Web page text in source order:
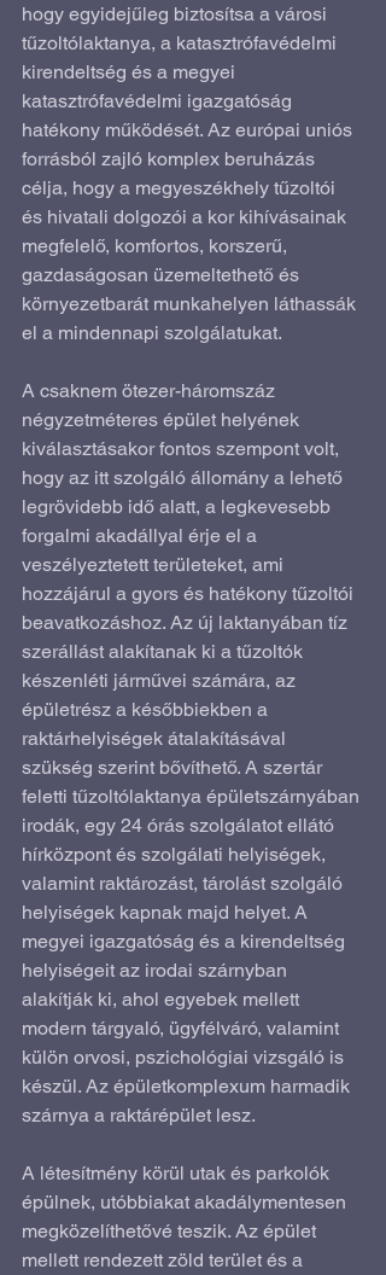
hogy egyidejűleg biztosítsa a városi
tűzoltólaktanya, a katasztrófavédelmi
kirendeltség és a megyei
katasztrófavédelmi igazgatóság
hatékony működését. Az európai uniós
forrásból zajló komplex beruházás
célja, hogy a megyeszékhely tűzoltói
és hivatali dolgozói a kor kihívásainak
megfelelő, komfortos, korszerű,
gazdaságosan üzemeltethető és
környezetbarát munkahelyen láthassák
el a mindennapi szolgálatukat.
A csaknem ötezer-háromszáz
négyzetméteres épület helyének
kiválasztásakor fontos szempont volt,
hogy az itt szolgáló állomány a lehető
legrövidebb idő alatt, a legkevesebb
forgalmi akadállyal érje el a
veszélyeztetett területeket, ami
hozzájárul a gyors és hatékony tűzoltói
beavatkozáshoz. Az új laktanyában tíz
szerállást alakítanak ki a tűzoltók
készenléti járművei számára, az
épületrész a későbbiekben a
raktárhelyiségek átalakításával
szükség szerint bővíthető. A szertár
feletti tűzoltólaktanya épületszárnyában
irodák, egy 24 órás szolgálatot ellátó
hírközpont és szolgálati helyiségek,
valamint raktározást, tárolást szolgáló
helyiségek kapnak majd helyet. A
megyei igazgatóság és a kirendeltség
helyiségeit az irodai szárnyban
alakítják ki, ahol egyebek mellett
modern tárgyaló, ügyfélváró, valamint
külön orvosi, pszichológiai vizsgáló is
készül. Az épületkomplexum harmadik
szárnya a raktárépület lesz.
A létesítmény körül utak és parkolók
épülnek, utóbbiakat akadálymentesen
megközelíthetővé teszik. Az épület
mellett rendezett zöld terület és a